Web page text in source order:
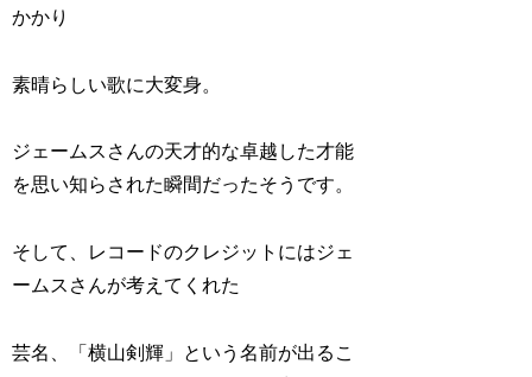
かかり
素晴らしい歌に大変身。
ジェームスさんの天才的な卓越した才能
を思い知らされた瞬間だったそうです。
そして、レコードのクレジットにはジェ
ームスさんが考えてくれた
芸名、「横山剣輝」という名前が出るこ